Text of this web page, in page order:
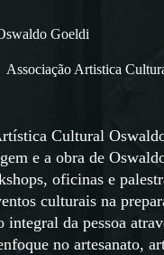
Goeldi
Associação Artistica
Cultural
e a obra de
oficinas e
culturais na
integral da pessoa
no artesanato,